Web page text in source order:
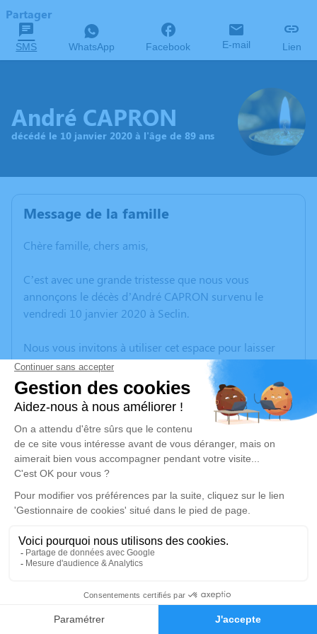
Faire-part Hommages
Partager
SMS WhatsApp Facebook E-mail Lien
André CAPRON
décédé le 10 janvier 2020 à l'âge de 89 ans
Message de la famille
Chère famille, chers amis,
C’est avec une grande tristesse que nous vous
annonçons le décès d’André CAPRON survenu le
vendredi 10 janvier 2020 à Seclin.
Nous vous invitons à utiliser cet espace pour laisser
vos condoléances, partager des photos souvenirs, une
anecdote ou exprimer vos pensées à travers des
poèmes ou des textes. Cet endroit est un lieu
d'expression dédié à honorer la mémoire d’André
CAPRON.
Un service de plantation d’arbre hommage est
disponible ici.
Je rends hommage
Cérémonie religieuse
Église Saint Christophe de Phalempin
59133 Phalempin